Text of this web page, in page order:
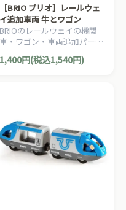
［BRIO ブリオ］レールウェ
イ追加車両 牛とワゴン
BRIOのレールウェイの機関
車・ワゴン・車両追加パーツ
す。2ピース。
1,400円(税込1,540円)